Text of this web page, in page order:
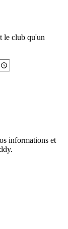
le club qu'un
informations et